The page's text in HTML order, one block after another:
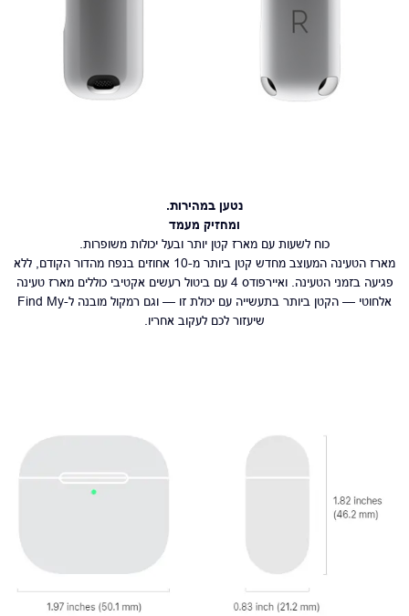
נטען במהירות.
ומחזיק מעמד
כוח לשעות עם מארז קטן יותר ובעל יכולות משופרות.
מארז הטעינה המעוצב מחדש קטן ביותר מ-10 אחוזים בנפח מהדור הקודם, ללא
פגיעה בזמני הטעינה. ואיירפודס 4 עם ביטול רעשים אקטיבי כוללים מארז טעינה
אלחוטי — הקטן ביותר בתעשייה עם יכולת זו — וגם רמקול מובנה ל-Find My
שיעזור לכם לעקוב אחריו.